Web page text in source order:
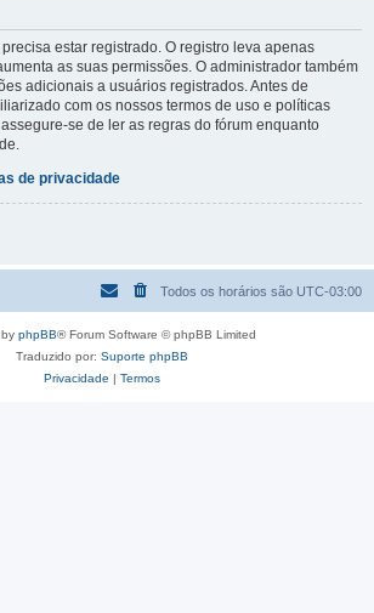
estar registrado. O registro leva apenas
as suas permissões. O administrador também
adicionais a usuários registrados. Antes de
com os nossos termos de uso e políticas
se de ler as regras do fórum enquanto
de privacidade
Todos os horários são UTC-03:00
phpBB® Forum Software © phpBB Limited
Traduzido por: Suporte phpBB
Privacidade | Termos